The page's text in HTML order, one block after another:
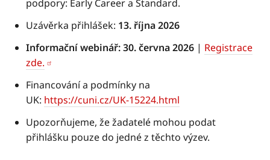
podpory: Early Career a Standard.
Uzávěrka přihlášek: 13. října 2026
Informační webinář: 30. června 2026 | Registrace
zde.
Financování a podmínky na
UK: https://cuni.cz/UK-15224.html
Upozorňujeme, že žadatelé mohou podat
přihlášku pouze do jedné z těchto výzev.